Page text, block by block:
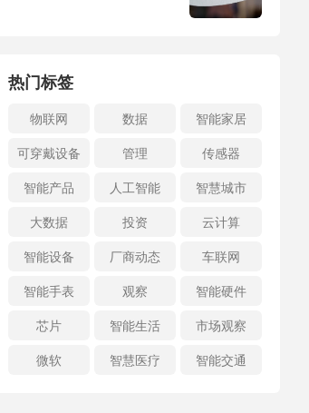
热门标签
物联网 数据
智能家居
可穿戴设备
管理
传感器
智能产品
人工智能
智慧城市
大数据
投资
云计算
智能设备
厂商动态
车联网
智能手表
观察
智能硬件
芯片
智能生活
市场观察
微软
智慧医疗 智能交通